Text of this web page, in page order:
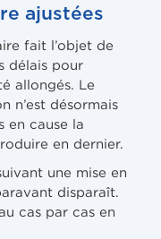
ajustées
fait l’objet de
délais pour
allongés. Le
n’est désormais
en cause la
en dernier.
une mise en
disparaît.
cas par cas en